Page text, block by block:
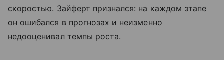
скоростью. Зайферт признался: на каждом этапе
он ошибался в прогнозах и неизменно
недооценивал темпы роста.